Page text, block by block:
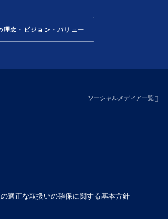
理念・ビジョン・バリュー
ソーシャルメディア一覧
適正な取扱いの確保に関する基本方針